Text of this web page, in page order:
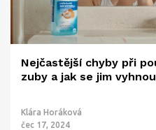
Nejčastější chyby při
zuby a jak se jim
Klára Horáková
čec 17, 2024